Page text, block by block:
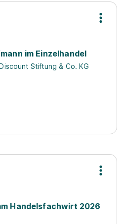
im Einzelhandel
Stiftung & Co. KG
Handelsfachwirt 2026